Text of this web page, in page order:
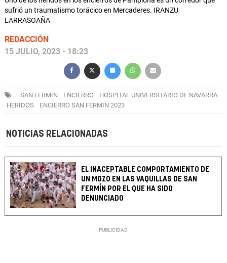
sufrió un traumatismo torácico en Mercaderes. IRANZU
LARRASOAÑA
REDACCIÓN
15 JULIO, 2023 - 18:23
SAN FERMIN ENCIERRO
HOSPITAL UNIVERSITARIO DE NAVARRA
HERIDOS
ENCIERRO SAN FERMIN 2023
NOTICIAS RELACIONADAS
EL INACEPTABLE COMPORTAMIENTO DE
UN MOZO EN LAS VAQUILLAS DE SAN
FERMÍN POR EL QUE HA SIDO
DENUNCIADO